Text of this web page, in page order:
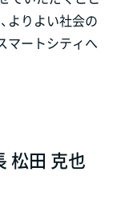
よりよい社会の
マートシティへ
松田 克也